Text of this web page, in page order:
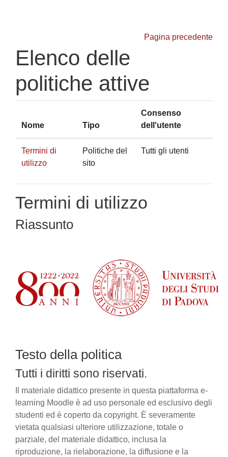
Pagina precedente
Elenco delle
politiche attive
Nome Tipo
Consenso
dell'utente
Termini di
utilizzo
Politiche del
sito
Tutti gli utenti
Termini di utilizzo
Riassunto
Testo della politica
Tutti i diritti sono riservati.
Il materiale didattico presente in questa piattaforma e-
learning Moodle è ad uso personale ed esclusivo degli
studenti ed è coperto da copyright. È severamente
vietata qualsiasi ulteriore utilizzazione, totale o
parziale, del materiale didattico, inclusa la
riproduzione, la rielaborazione, la diffusione e la